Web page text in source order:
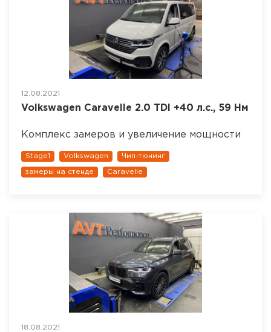
12.08.2021
Volkswagen Caravelle 2.0 TDI +40 л.с., 59 Нм
Комплекс замеров и увеличение мощности
Stage1 Volkswagen Чип-тюнинг
замеры на стенде Caravelle
18.08.2021